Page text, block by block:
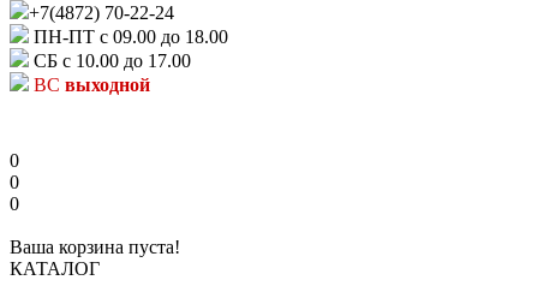
+7(4872) 70-22-24
ПН-ПТ с 09.00 до 18.00
СБ с 10.00 до 17.00
ВС выходной
0
0
0
Ваша корзина пуста!
КАТАЛОГ